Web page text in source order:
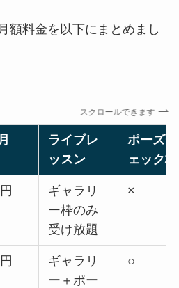
額料金を以下にまとめまし
スクロールできます
ライブレ
ッスン
ポーズチ
ェック枠
ギャラリ
ー枠のみ
受け放題
×
ギャラリ
ー＋ポー
○